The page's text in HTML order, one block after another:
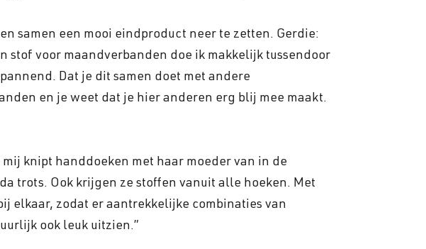
samen een mooi eindproduct neer te zetten. Gerdie:
stof voor maandverbanden doe ik makkelijk tussendoor
Dat je dit samen doet met andere
en je weet dat je hier anderen erg blij mee maakt.
knipt handdoeken met haar moeder van in de
trots. Ook krijgen ze stoffen vanuit alle hoeken. Met
elkaar, zodat er aantrekkelijke combinaties van
ook leuk uitzien.”